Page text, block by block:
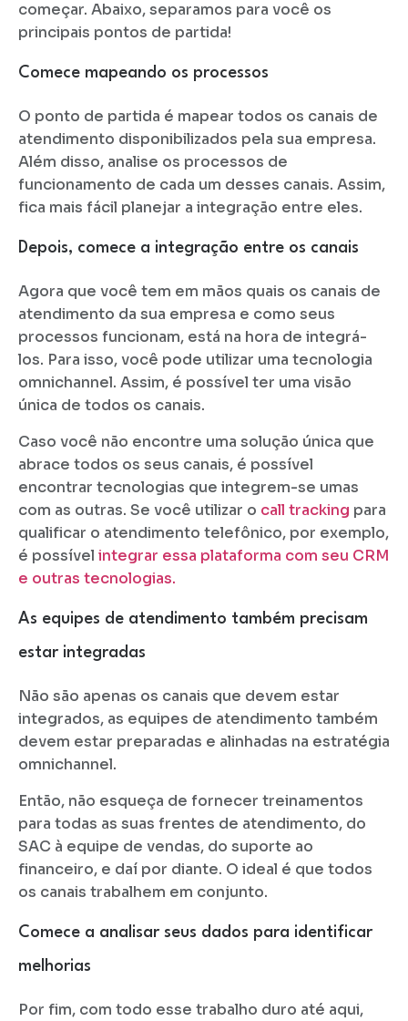
começar. Abaixo, separamos para você os
principais pontos de partida!
Comece mapeando os processos
O ponto de partida é mapear todos os canais de
atendimento disponibilizados pela sua empresa.
Além disso, analise os processos de
funcionamento de cada um desses canais. Assim,
fica mais fácil planejar a integração entre eles.
Depois, comece a integração entre os canais
Agora que você tem em mãos quais os canais de
atendimento da sua empresa e como seus
processos funcionam, está na hora de integrá-
los. Para isso, você pode utilizar uma tecnologia
omnichannel. Assim, é possível ter uma visão
única de todos os canais.
Caso você não encontre uma solução única que
abrace todos os seus canais, é possível
encontrar tecnologias que integrem-se umas
com as outras. Se você utilizar o call tracking para
qualificar o atendimento telefônico, por exemplo,
é possível integrar essa plataforma com seu CRM
e outras tecnologias.
As equipes de atendimento também precisam
estar integradas
Não são apenas os canais que devem estar
integrados, as equipes de atendimento também
devem estar preparadas e alinhadas na estratégia
omnichannel.
Então, não esqueça de fornecer treinamentos
para todas as suas frentes de atendimento, do
SAC à equipe de vendas, do suporte ao
financeiro, e daí por diante. O ideal é que todos
os canais trabalhem em conjunto.
Comece a analisar seus dados para identificar
melhorias
Por fim, com todo esse trabalho duro até aqui,